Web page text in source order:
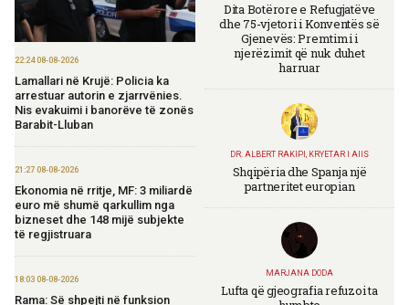
22:24 08-08-2026
Lamallari në Krujë: Policia ka
arrestuar autorin e zjarrvënies.
Nis evakuimi i banorëve të zonës
Barabit-Lluban
21:27 08-08-2026
Ekonomia në rritje, MF: 3 miliardë
euro më shumë qarkullim nga
bizneset dhe 148 mijë subjekte
të regjistruara
18:03 08-08-2026
Rama: Së shpejti në funksion
Dita Botërore e Refugjatëve
dhe 75-vjetori i Konventës së
Gjenevës: Premtimi i
njerëzimit që nuk duhet
harruar
DR. ALBERT RAKIPI, KRYETAR I AIIS
Shqipëria dhe Spanja një
partneritet europian
MARJANA DODA
Lufta që gjeografia refuzoi ta